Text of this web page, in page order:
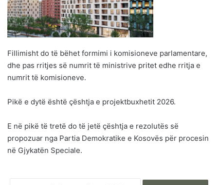
Fillimisht do të bëhet formimi i komisioneve parlamentare,
dhe pas rritjes së numrit të ministrive pritet edhe rritja e
numrit të komisioneve.
Pikë e dytë është çështja e projektbuxhetit 2026.
E në pikë të tretë do të jetë çështja e rezolutës së
propozuar nga Partia Demokratike e Kosovës për procesin
në Gjykatën Speciale.